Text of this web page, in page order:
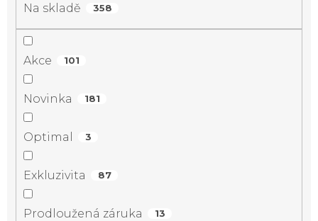
Na skladě 358
Akce 101
Novinka 181
Optimal 3
Exkluzivita 87
Prodloužená záruka 13